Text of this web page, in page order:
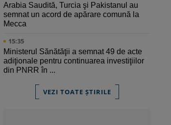
Arabia Saudită, Turcia şi Pakistanul au
semnat un acord de apărare comună la
Mecca
15:35
Ministerul Sănătăţii a semnat 49 de acte
adiţionale pentru continuarea investiţiilor
din PNRR în ...
VEZI TOATE ȘTIRILE